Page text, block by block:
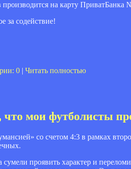
производится на карту ПриватБанка
за содействие!
0 | Читать полностью
мои футболисты
со счетом 4:3 в рамках
сумели проявить характер и